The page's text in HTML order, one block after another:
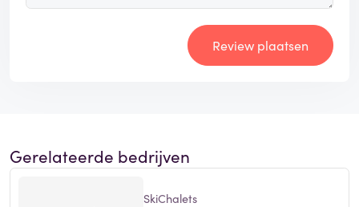
Review plaatsen
Gerelateerde bedrijven
SkiChalets